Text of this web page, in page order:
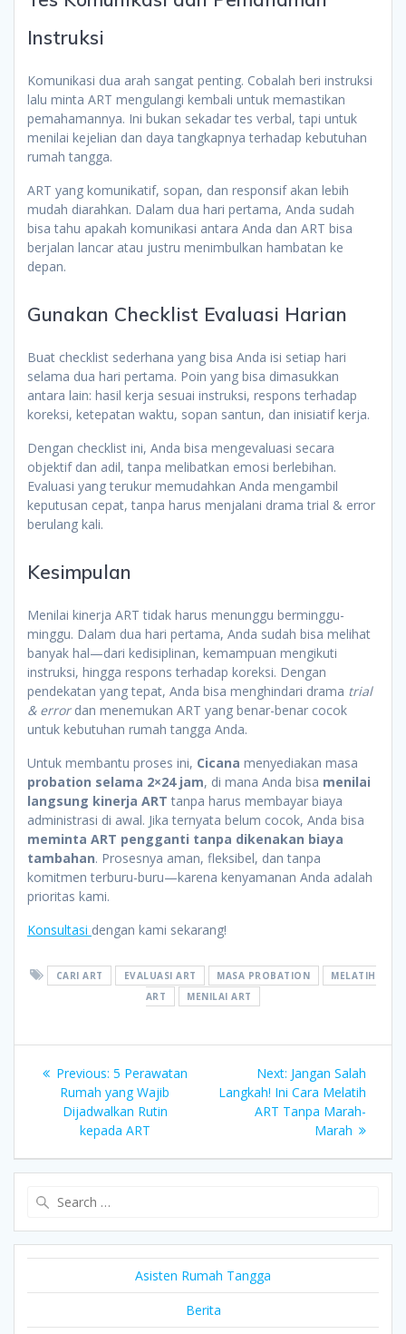
Instruksi
Komunikasi dua arah sangat penting. Cobalah beri instruksi
lalu minta ART mengulangi kembali untuk memastikan
pemahamannya. Ini bukan sekadar tes verbal, tapi untuk
menilai kejelian dan daya tangkapnya terhadap kebutuhan
rumah tangga.
ART yang komunikatif, sopan, dan responsif akan lebih
mudah diarahkan. Dalam dua hari pertama, Anda sudah
bisa tahu apakah komunikasi antara Anda dan ART bisa
berjalan lancar atau justru menimbulkan hambatan ke
depan.
Gunakan Checklist Evaluasi Harian
Buat checklist sederhana yang bisa Anda isi setiap hari
selama dua hari pertama. Poin yang bisa dimasukkan
antara lain: hasil kerja sesuai instruksi, respons terhadap
koreksi, ketepatan waktu, sopan santun, dan inisiatif kerja.
Dengan checklist ini, Anda bisa mengevaluasi secara
objektif dan adil, tanpa melibatkan emosi berlebihan.
Evaluasi yang terukur memudahkan Anda mengambil
keputusan cepat, tanpa harus menjalani drama trial & error
berulang kali.
Kesimpulan
Menilai kinerja ART tidak harus menunggu berminggu-
minggu. Dalam dua hari pertama, Anda sudah bisa melihat
banyak hal—dari kedisiplinan, kemampuan mengikuti
instruksi, hingga respons terhadap koreksi. Dengan
pendekatan yang tepat, Anda bisa menghindari drama trial
& errordan menemukan ART yang benar-benar cocok
untuk kebutuhan rumah tangga Anda.
Untuk membantu proses ini, Cicana menyediakan masa
probation selama 2×24 jam, di mana Anda bisa menilai
langsung kinerja ART tanpa harus membayar biaya
administrasi di awal. Jika ternyata belum cocok, Anda bisa
meminta ART pengganti tanpa dikenakan biaya
tambahan. Prosesnya aman, fleksibel, dan tanpa
komitmen terburu-buru—karena kenyamanan Anda adalah
prioritas kami.
Konsultasi dengan kami sekarang!
CARI ART EVALUASI ART MASA PROBATION
MELATIH
ART
MENILAI ART
navigation
Previous: Previous
post:
5 Perawatan
Rumah yang Wajib
Dijadwalkan Rutin
kepada ART
Next: Next
post:
Jangan Salah
Langkah! Ini Cara Melatih
ART Tanpa Marah-
Marah
Asisten Rumah Tangga
Berita